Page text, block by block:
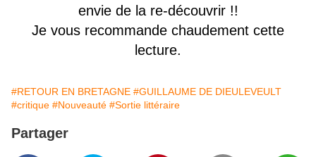
envie de la re-découvrir !!
Je vous recommande chaudement cette
lecture.
#RETOUR EN BRETAGNE #GUILLAUME DE DIEULEVEULT
#critique #Nouveauté #Sortie littéraire
Partager